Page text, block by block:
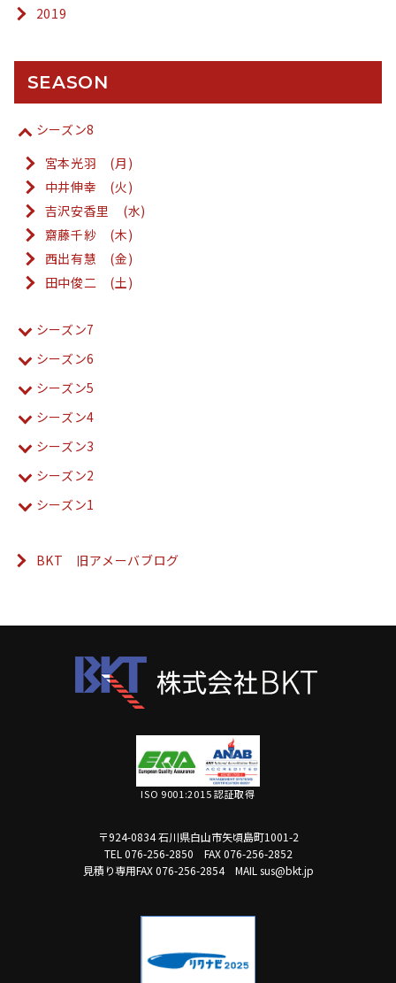
2019
SEASON
シーズン8
宮本光羽 (月)
中井伸幸 (火)
吉沢安香里 (水)
齋藤千紗 (木)
西出有慧 (金)
田中俊二 (土)
シーズン7
シーズン6
シーズン5
シーズン4
シーズン3
シーズン2
シーズン1
BKT 旧アメーバブログ
ISO 9001:2015 認証取得
〒924-0834 石川県白山市矢頃島町1001-2
TEL 076-256-2850
FAX 076-256-2852
見積り専用FAX 076-256-2854
MAIL sus@bkt.jp